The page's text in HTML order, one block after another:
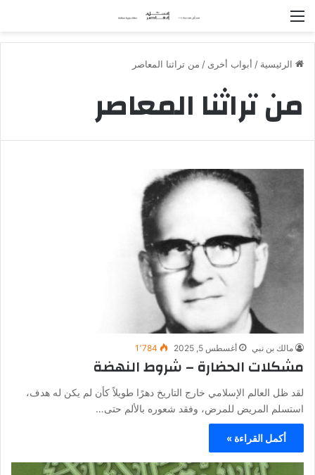
الرئيسية / أبواب أخرى / من تراثنا المعاصر
من تراثنا المعاصر
مالك بن نبي أغسطس 5, 2025 1٬784
مشكلات الحضارة – شروط النهضة
لقد ظل العالم الإسلامي خارج التاريخ دهرًا طويلاً كأن لم يكن له هدف،
استسلم المريض للمرض، وفقد شعوره بالألم حتى…
أكمل القراءة »